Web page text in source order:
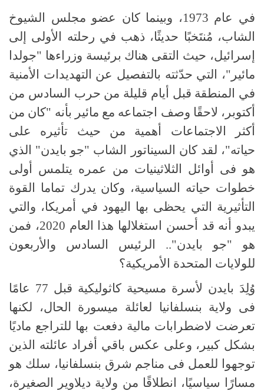
في عام 1973، وبينما كان عضو مجلس الشيوخ
الشاب، مُنتَخبًا حديثًا، ذهب في رحلته الأولى إلى
إسرائيل، حيث التقى هناك برئيسة وزراءها "جولدا
مائير"، التي حدّثته بالتفصيل عن التهديدات الأمنية
في المنطقة قبل أيام قليلة من حرب السادس من
أكتوبر، لاحقًا وصف اجتماعه مع مائير بأنه "كان من
أكثر الاجتماعات أهمية من حيث تأثيره على
حياته"، لقد كان السيناتور الشاب "جو بايدن" الذي
هو فى أوائل الثلاثينيات من عمره يتلمس أولى
خطوات حياته السياسية، وكان يدرك تماما القوة
التأثيرية التي يحظى بها اليهود في أمريكا، والتي
يبدو أنه قد أحسن استغلالها هذا العام 2020، فمن
هو "جو بايدن".. الرئيس السادس والأربعون
للولايات المتحدة الأمريكية؟
وُلِدَ بايدن لأسرة مسيحية كاثوليكية قبل 77 عامًا
فى ولاية بنسلفانيا لعائلة ميسورة الحال، لكنها
تعرضت لاضطرابات مالية دفعت بها للتراجع ماديًا
بشكل كبير، وعلى عكس باقي أفراد عائلته الذين
توجهوا للعمل فى مناجم شرق بنسلفانيا، سلك هو
مسارًا سياسيًا، انطلاقًا من ولاية ديلاوير الصغيرة،